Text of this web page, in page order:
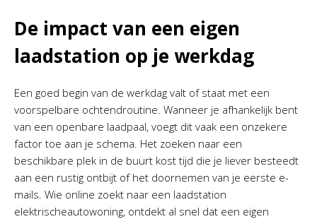
De impact van een eigen
laadstation op je werkdag
Een goed begin van de werkdag valt of staat met een
voorspelbare ochtendroutine. Wanneer je afhankelijk bent
van een openbare laadpaal, voegt dit vaak een onzekere
factor toe aan je schema. Het zoeken naar een
beschikbare plek in de buurt kost tijd die je liever besteedt
aan een rustig ontbijt of het doornemen van je eerste e-
mails. Wie online zoekt naar een laadstation
elektrischeautowoning, ontdekt al snel dat een eigen